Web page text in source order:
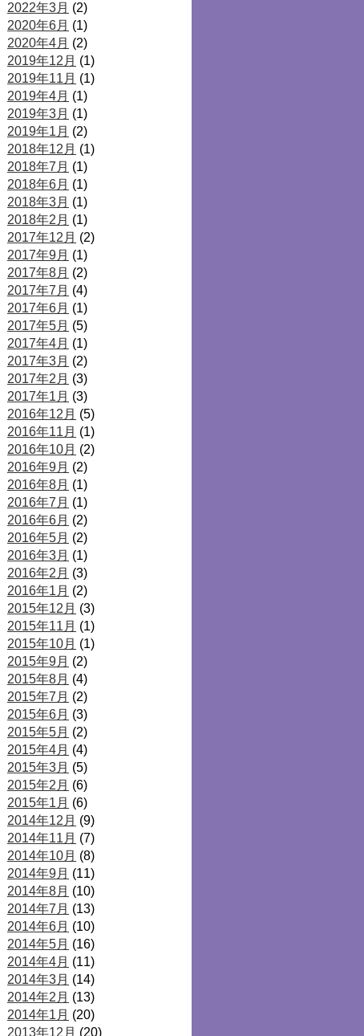
2022年3月 (2)
2020年6月 (1)
2020年4月 (2)
2019年12月 (1)
2019年11月 (1)
2019年4月 (1)
2019年3月 (1)
2019年1月 (2)
2018年12月 (1)
2018年7月 (1)
2018年6月 (1)
2018年3月 (1)
2018年2月 (1)
2017年12月 (2)
2017年9月 (1)
2017年8月 (2)
2017年7月 (4)
2017年6月 (1)
2017年5月 (5)
2017年4月 (1)
2017年3月 (2)
2017年2月 (3)
2017年1月 (3)
2016年12月 (5)
2016年11月 (1)
2016年10月 (2)
2016年9月 (2)
2016年8月 (1)
2016年7月 (1)
2016年6月 (2)
2016年5月 (2)
2016年3月 (1)
2016年2月 (3)
2016年1月 (2)
2015年12月 (3)
2015年11月 (1)
2015年10月 (1)
2015年9月 (2)
2015年8月 (4)
2015年7月 (2)
2015年6月 (3)
2015年5月 (2)
2015年4月 (4)
2015年3月 (5)
2015年2月 (6)
2015年1月 (6)
2014年12月 (9)
2014年11月 (7)
2014年10月 (8)
2014年9月 (11)
2014年8月 (10)
2014年7月 (13)
2014年6月 (10)
2014年5月 (16)
2014年4月 (11)
2014年3月 (14)
2014年2月 (13)
2014年1月 (20)
2013年12月 (20)